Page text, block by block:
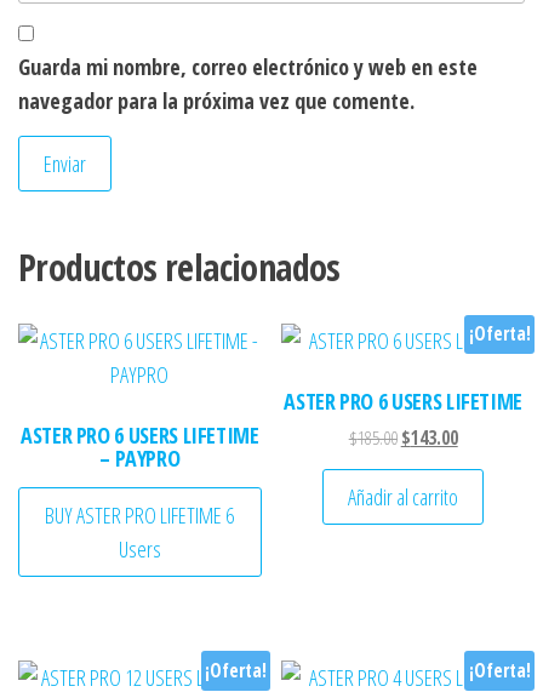
Guarda mi nombre, correo electrónico y web en este
navegador para la próxima vez que comente.
Productos relacionados
ASTER PRO 6 USERS LIFETIME
– PAYPRO
BUY ASTER PRO LIFETIME 6
Users
¡Oferta!
ASTER PRO 6 USERS LIFETIME
$185.00 El precio original era:
$143.00El precio
Añadir al carrito
¡Oferta! ¡Oferta!